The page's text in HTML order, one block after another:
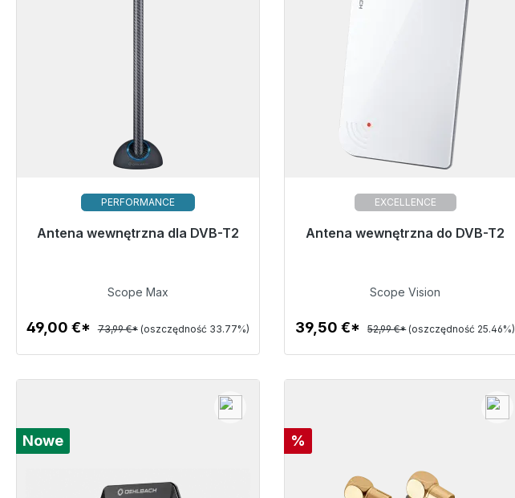
PERFORMANCE
Antena wewnętrzna dla DVB-T2
Gotowy do natychmiastowej wysyłki,
49,00 €
Szczegóły
Scope Max
49,00 €* 73,99 €* (oszczędność 33.77%)
EXCELLENCE
Antena wewnętrzna do DVB-T2
Gotowy do natychmiastowej wysyłki,
39,50 €
Szczegóły
Scope Vision
39,50 €* 52,99 €* (oszczędność 25.46%)
Nowe Rabat
%